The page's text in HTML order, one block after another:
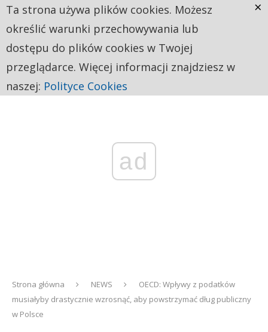
ad
Strona główna NEWS
OECD: Wpływy z podatków
musiałyby drastycznie wzrosnąć, aby powstrzymać dług publiczny
w Polsce
Ta strona używa plików cookies. Możesz
określić warunki przechowywania lub
dostępu do plików cookies w Twojej
przeglądarce. Więcej informacji znajdziesz w
naszej: Polityce Cookies
×